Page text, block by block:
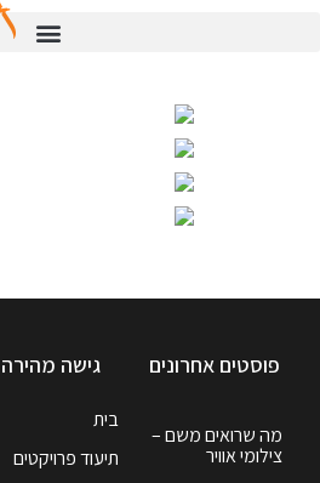
פוסטים אחרונים
מה שרואים משם –
צילומי אוויר
גישה מהירה
בית
תיעוד פרויקטים